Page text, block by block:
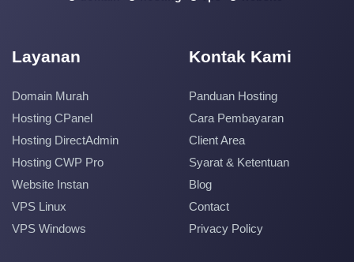
Layanan
Domain Murah
Hosting CPanel
Hosting DirectAdmin
Hosting CWP Pro
Website Instan
VPS Linux
VPS Windows
Kontak Kami
Panduan Hosting
Cara Pembayaran
Client Area
Syarat & Ketentuan
Blog
Contact
Privacy Policy